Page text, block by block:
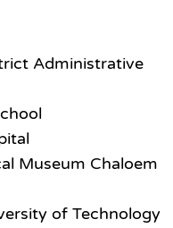
Administrative
Museum Chaloem
of Technology